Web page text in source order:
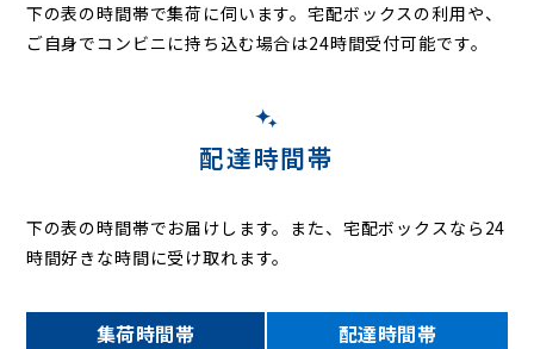
下の表の時間帯で集荷に伺います。宅配ボックスの利用や、
ご自身でコンビニに持ち込む場合は24時間受付可能です。
配達時間帯
下の表の時間帯でお届けします。また、宅配ボックスなら24
時間好きな時間に受け取れます。
集荷時間帯 配達時間帯